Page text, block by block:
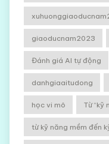
giaoducnam2023
Đánh giá AI tự động
danhgiaaitudong
học vi mô Từ “kỹ
từ kỹ năng mềm đến